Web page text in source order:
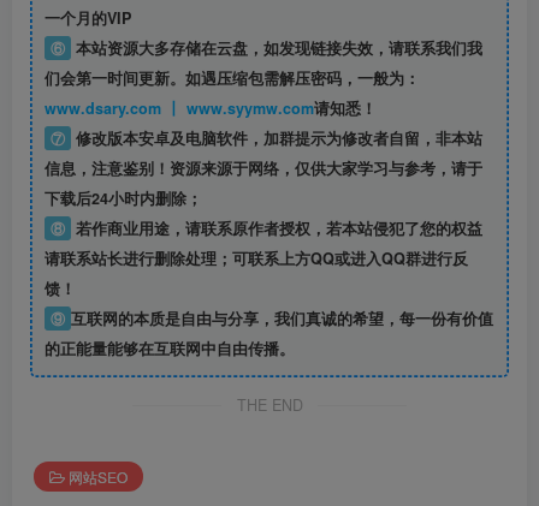
一个月的VIP
⑥ 本站资源大多存储在云盘，如发现链接失效，请联系我们我
们会第一时间更新。如遇压缩包需解压密码，一般为：
www.dsary.com 丨 www.syymw.com请知悉！
⑦ 修改版本安卓及电脑软件，加群提示为修改者自留， 非本站
信息，注意鉴别！资源来源于网络，仅供大家学习与参考，请于
下载后24小时内删除；
⑧ 若作商业用途，请联系原作者授权，若本站侵犯了您的权益
请联系站长进行删除处理；可联系上方QQ或进入QQ群进行反
馈！
⑨ 互联网的本质是自由与分享，我们真诚的希望，每一份有价值
的正能量能够在互联网中自由传播。
THE END
网站SEO